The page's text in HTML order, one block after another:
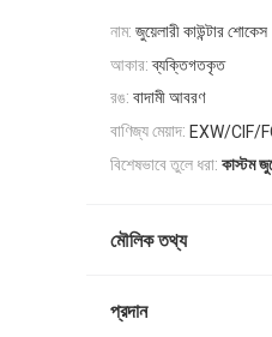
নাম: জুয়েলারী কাউন্টার শোকেস
আকার: ব্যক্তিগতকৃত
রঙ: বাদামী আবরণ
বাণিজ্য মেয়াদ: EXW/CIF/
বিশেষভাবে তুলে ধরা: কাস্টম
মৌলিক তথ্য
প্রদান